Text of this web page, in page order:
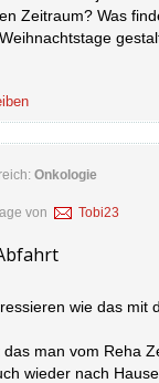
Zeitraum? Was
Onkologie
von Tobi23
wie das mit
man vom Reha
wieder nach